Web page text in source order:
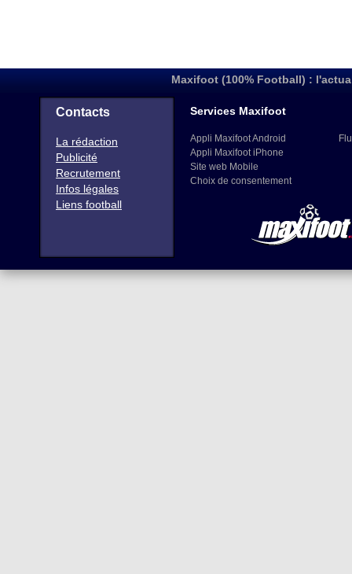
Maxifoot (100% Football) :
Contacts
La rédaction
Publicité
Recrutement
Infos légales
Liens football
Services Maxifoot
Appli Maxifoot Android
Appli Maxifoot iPhone
Site web Mobile
Choix de consentement